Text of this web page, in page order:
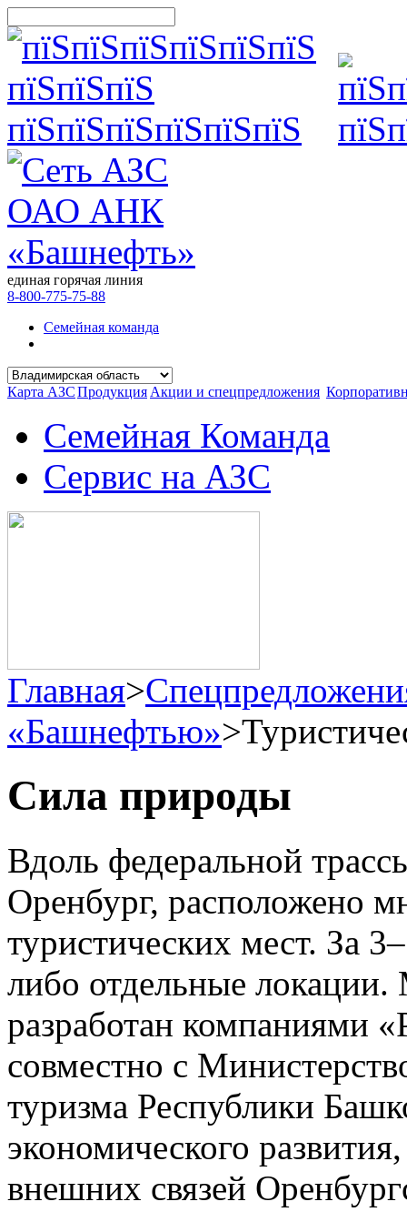
единая горячая линия
8-800-775-75-88
Семейная команда
Карта АЗСПродукция Акции и спецпредложения
Семейная Команда
Сервис на АЗС
Главная>
«Башнефтью»>
Сила природы
Вдоль федеральной
Оренбург, расположено
туристических мест. За
либо отдельные
разработан компаниями
совместно с
туризма Республики
экономического
внешних связей